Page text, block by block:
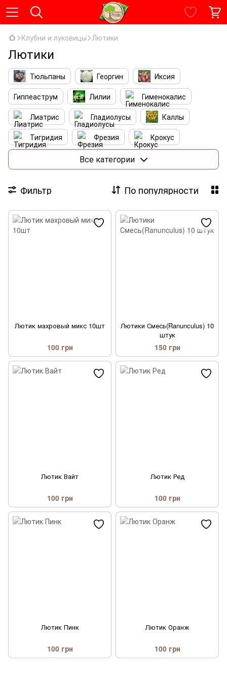
Клубни и луковицы Лютики
Лютики
Тюльпаны Георгин
Иксия
Гиппеаструм
Лилии
Гименокалис
Лиатрис
Гладиолусы
Каллы
Тигридия
Фрезия
Крокус
Лютики
Нарциссы
Маки
Каладиум
Люпин
Эремурус
Фритиллярия
Все категории
Фильтр По популярности
Лютик махровый микс 10шт
100 грн
Лютики Смесь(Ranunculus) 10
штук
150 грн
Лютик Вайт
100 грн
Лютик Ред
100 грн
Лютик Пинк
100 грн
Лютик Оранж
100 грн